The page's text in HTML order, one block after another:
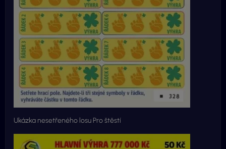
Ukázka nesetřeného losu Pro štěstí